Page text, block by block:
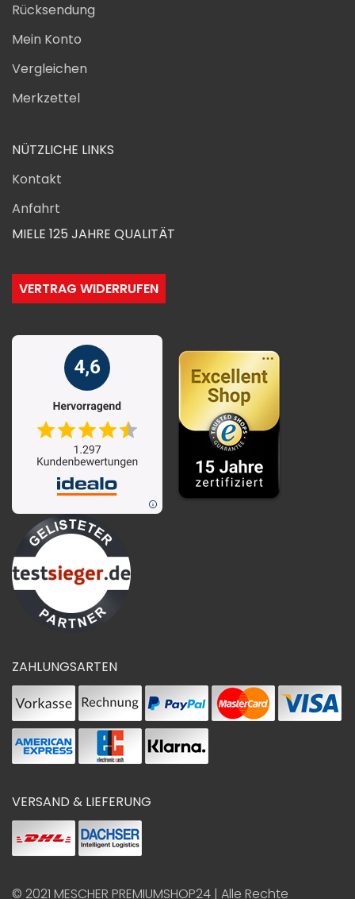
Rücksendung
Mein Konto
Vergleichen
Merkzettel
NÜTZLICHE LINKS
Kontakt
Anfahrt
MIELE 125 JAHRE QUALITÄT
VERTRAG WIDERRUFEN
ZAHLUNGSARTEN
VERSAND & LIEFERUNG
© 2021 MESCHER PREMIUMSHOP24 | Alle Rechte